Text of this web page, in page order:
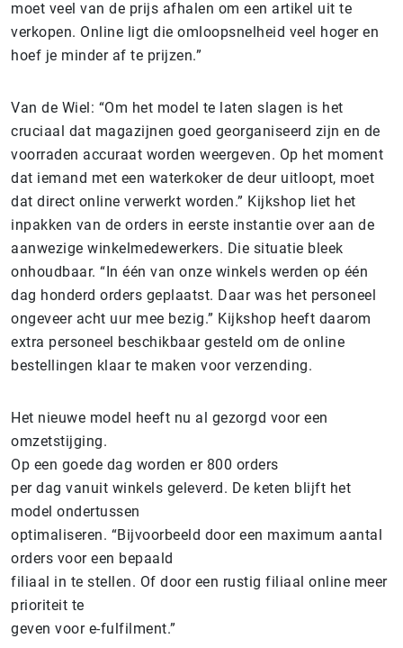
moet veel van de prijs afhalen om een artikel uit te
verkopen. Online ligt die omloopsnelheid veel hoger en
hoef je minder af te prijzen.”
Van de Wiel: “Om het model te laten slagen is het
cruciaal dat magazijnen goed georganiseerd zijn en de
voorraden accuraat worden weergeven. Op het moment
dat iemand met een waterkoker de deur uitloopt, moet
dat direct online verwerkt worden.” Kijkshop liet het
inpakken van de orders in eerste instantie over aan de
aanwezige winkelmedewerkers. Die situatie bleek
onhoudbaar. “In één van onze winkels werden op één
dag honderd orders geplaatst. Daar was het personeel
ongeveer acht uur mee bezig.” Kijkshop heeft daarom
extra personeel beschikbaar gesteld om de online
bestellingen klaar te maken voor verzending.
Het nieuwe model heeft nu al gezorgd voor een
omzetstijging.
Op een goede dag worden er 800 orders
per dag vanuit winkels geleverd. De keten blijft het
model ondertussen
optimaliseren. “Bijvoorbeeld door een maximum aantal
orders voor een bepaald
filiaal in te stellen. Of door een rustig filiaal online meer
prioriteit te
geven voor e-fulfilment.”